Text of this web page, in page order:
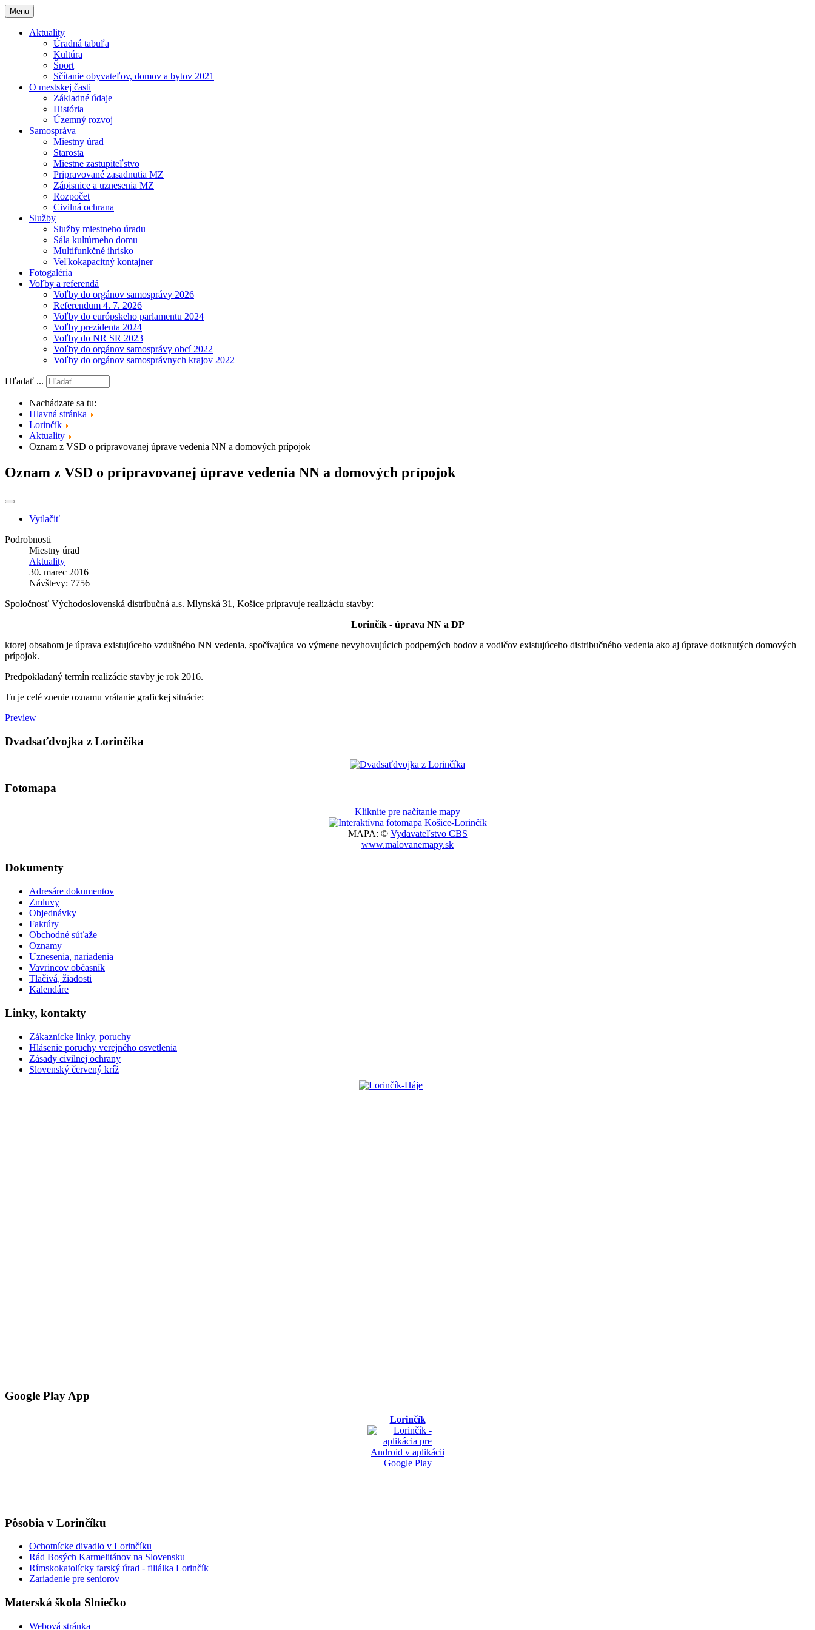
Menu
Aktuality
Úradná tabuľa
Kultúra
Šport
Sčítanie obyvateľov, domov a bytov 2021
O mestskej časti
Základné údaje
História
Územný rozvoj
Samospráva
Miestny úrad
Starosta
Miestne zastupiteľstvo
Pripravované zasadnutia MZ
Zápisnice a uznesenia MZ
Rozpočet
Civilná ochrana
Služby
Služby miestneho úradu
Sála kultúrneho domu
Multifunkčné ihrisko
Veľkokapacitný kontajner
Fotogaléria
Voľby a referendá
Voľby do orgánov samosprávy 2026
Referendum 4. 7. 2026
Voľby do európskeho parlamentu 2024
Voľby prezidenta 2024
Voľby do NR SR 2023
Voľby do orgánov samosprávy obcí 2022
Voľby do orgánov samosprávnych krajov 2022
Hľadať ...
Nachádzate sa tu:
Hlavná stránka
Lorinčík
Aktuality
Oznam z VSD o pripravovanej úprave vedenia NN a domových prípojok
Oznam z VSD o pripravovanej úprave vedenia NN a domových prípojok
Vytlačiť
Podrobnosti
Miestny úrad
Aktuality
30. marec 2016
Návštevy: 7756
Spoločnosť Východoslovenská distribučná a.s. Mlynská 31, Košice pripravuje realizáciu stavby:
Lorinčík - úprava NN a DP
ktorej obsahom je úprava existujúceho vzdušného NN vedenia, spočívajúca vo výmene nevyhovujúcich podperných bodov a vodičov existujúceho distribučného vedenia ako aj úprave dotknutých domových
prípojok.
Predpokladaný termĺn realizácie stavby je rok 2016.
Tu je celé znenie oznamu vrátanie grafickej situácie:
Preview
Dvadsaťdvojka z Lorinčíka
Fotomapa
Kliknite pre načítanie mapy
MAPA: © Vydavateľstvo CBS
www.malovanemapy.sk
Dokumenty
Adresáre dokumentov
Zmluvy
Objednávky
Faktúry
Obchodné súťaže
Oznamy
Uznesenia, nariadenia
Vavrincov občasník
Tlačivá, žiadosti
Kalendáre
Linky, kontakty
Zákaznícke linky, poruchy
Hlásenie poruchy verejného osvetlenia
Zásady civilnej ochrany
Slovenský červený kríž
Google Play App
Lorinčík
Pôsobia v Lorinčíku
Ochotnícke divadlo v Lorinčíku
Rád Bosých Karmelitánov na Slovensku
Rímskokatolícky farský úrad - filiálka Lorinčík
Zariadenie pre seniorov
Materská škola Slniečko
Webová stránka